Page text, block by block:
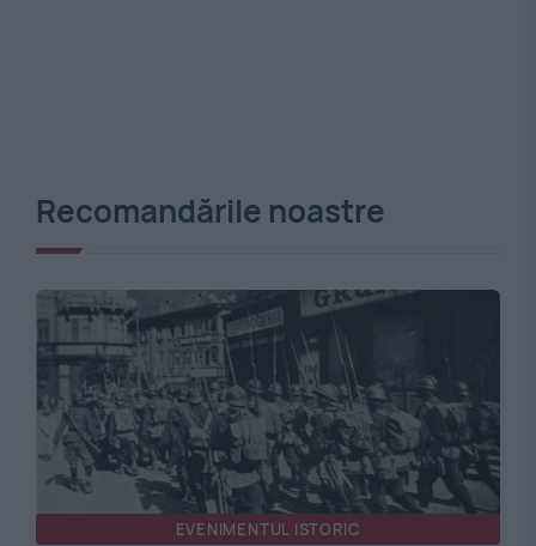
Recomandările noastre
EVENIMENTUL ISTORIC